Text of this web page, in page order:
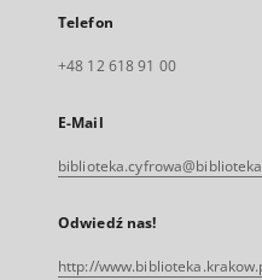
Telefon
+48 12 618 91 00
E-Mail
Odwiedź nas!
http://